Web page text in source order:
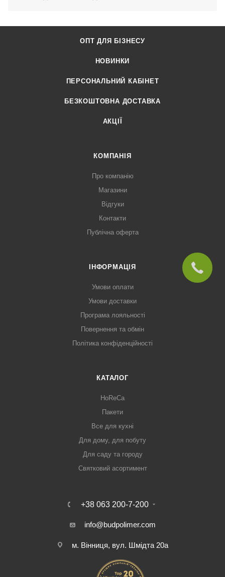
ОПТ ДЛЯ БІЗНЕСУ
НОВИНКИ
ПЕРСОНАЛЬНИЙ КАБІНЕТ
БЕЗКОШТОВНА ДОСТАВКА
АКЦІЇ
КОМПАНІЯ
Про компанію
Магазини
Відгуки
Контакти
Публічна оферта
ІНФОРМАЦІЯ
Умови оплати
Умови доставки
Програма лояльності
Повернення та обмін
Політика конфіденційності
КАТАЛОГ
HoReCa
Пакети
Все для кухні
Для дому, для побуту
Для саду та городу
Святковий асортимент
+38 063 200-7-200
info@budpolimer.com
м. Вінниця, вул. Шмідта 20а